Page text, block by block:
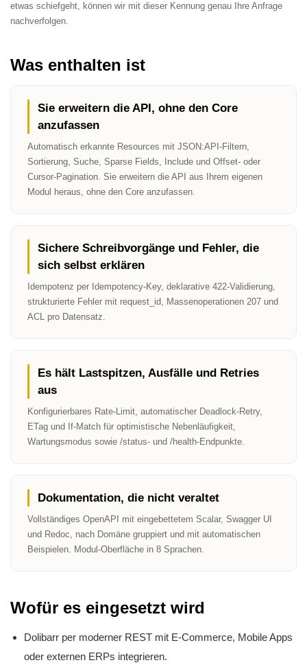
etwas schiefgeht, können wir mit dieser Kennung genau Ihre Anfrage
nachverfolgen.
Was enthalten ist
Sie erweitern die API, ohne den Core
anzufassen
Automatisch erkannte Resources mit JSON:API-Filtern,
Sortierung, Suche, Sparse Fields, Include und Offset- oder
Cursor-Pagination. Sie erweitern die API aus Ihrem eigenen
Modul heraus, ohne den Core anzufassen.
Sichere Schreibvorgänge und Fehler, die
sich selbst erklären
Idempotenz per Idempotency-Key, deklarative 422-Validierung,
strukturierte Fehler mit request_id, Massenoperationen 207 und
ACL pro Datensatz.
Es hält Lastspitzen, Ausfälle und Retries
aus
Konfigurierbares Rate-Limit, automatischer Deadlock-Retry,
ETag und If-Match für optimistische Nebenläufigkeit,
Wartungsmodus sowie /status- und /health-Endpunkte.
Dokumentation, die nicht veraltet
Vollständiges OpenAPI mit eingebettetem Scalar, Swagger UI
und Redoc, nach Domäne gruppiert und mit automatischen
Beispielen. Modul-Oberfläche in 8 Sprachen.
Wofür es eingesetzt wird
Dolibarr per moderner REST mit E-Commerce, Mobile Apps
oder externen ERPs integrieren.